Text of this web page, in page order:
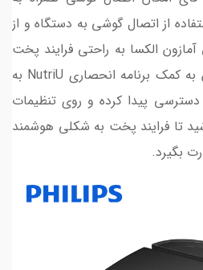
از اتصال گوشی به دستگاه و از
الکسا به راحتی فرایند پخت
و پز را کنترل کنید. همچنین به کمک برنامه انحصاری NutriU به
پیدا کرده و روی تنظیمات
تا فرایند پخت به شکلی هوشمند
بگیرد.